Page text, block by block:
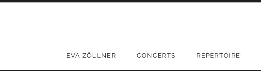
EVA ZÖLLNER CONCERTS REPERTOIRE